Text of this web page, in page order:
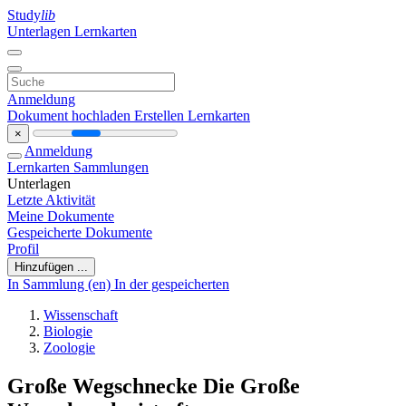
Studylib
Unterlagen Lernkarten
Anmeldung
Dokument hochladen Erstellen Lernkarten
×
Anmeldung
Lernkarten Sammlungen
Unterlagen
Letzte Aktivität
Meine Dokumente
Gespeicherte Dokumente
Profil
Hinzufügen ...
In Sammlung (en) In der gespeicherten
Wissenschaft
Biologie
Zoologie
Große Wegschnecke Die Große